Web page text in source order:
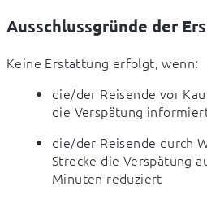
Ausschlussgründe der
Keine Erstattung erfolgt, wenn:
die/der Reisende vor
die Verspätung
die/der Reisende durch
Strecke die Verspätung
Minuten reduziert